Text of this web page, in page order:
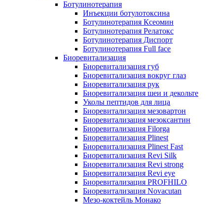
Ботулинотерапия
Инъекции ботулотоксина
Ботулинотерапия Ксеомин
Ботулинотерапия Релатокс
Ботулинотерапия Диспорт
Ботулинотерапия Full face
Биоревитализация
Биоревитализация губ
Биоревитализация вокруг глаз
Биоревитализация рук
Биоревитализация шеи и декольте
Уколы пептидов для лица
Биоревитализация мезовартон
Биоревитализация мезоксантин
Биоревитализация Filorga
Биоревитализация Plinest
Биоревитализация Plinest Fast
Биоревитализация Revi Silk
Биоревитализация Revi strong
Биоревитализация Revi eye
Биоревитализация PROFHILO
Биоревитализация Novacutan
Мезо-коктейль Монако